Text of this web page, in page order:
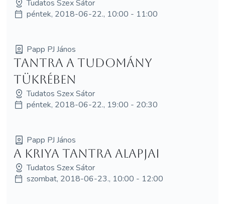
Tudatos Szex Sátor
péntek, 2018-06-22., 10:00 - 11:00
Papp PJ János
Tantra a tudomány
tükrében
Tudatos Szex Sátor
péntek, 2018-06-22., 19:00 - 20:30
Papp PJ János
A Kriya Tantra alapjai
Tudatos Szex Sátor
szombat, 2018-06-23., 10:00 - 12:00